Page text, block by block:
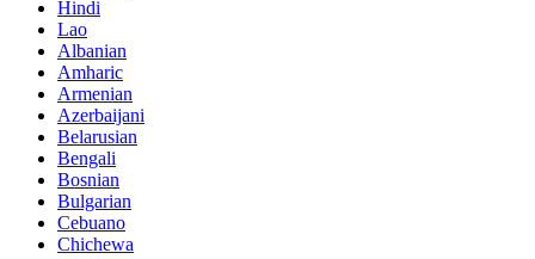
Hindi
Lao
Albanian
Amharic
Armenian
Azerbaijani
Belarusian
Bengali
Bosnian
Bulgarian
Cebuano
Chichewa